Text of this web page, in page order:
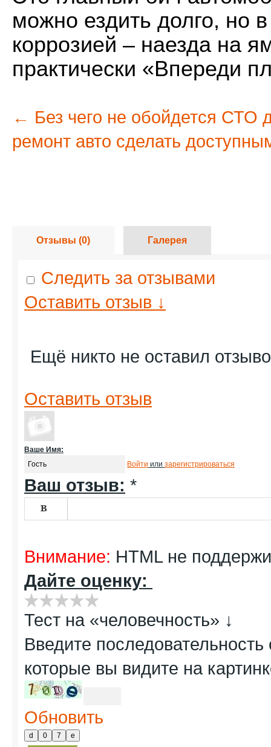
можно ездить долго, но
коррозией – наезда на
практически «Впереди
← Без чего не обойдется СТО
ремонт авто сделать
Отзывы (0) Галерея
Следить за отзывами
Оставить отзыв ↓
Ещё никто не оставил
Оставить отзыв
Ваше Имя:
Войти или зарегистрироваться
Ваш отзыв: *



 
[CODE]

[BBCODE]
Внимание: HTML не
Дайте оценку:
Тест на «человечность» ↓
Введите
которые вы видите на
Обновить